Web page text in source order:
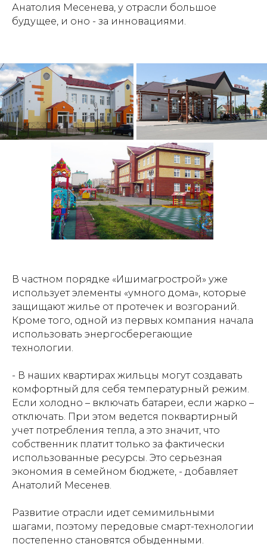
Анатолия Месенева, у отрасли большое
будущее, и оно - за инновациями.
В частном порядке «Ишимагрострой» уже
использует элементы «умного дома», которые
защищают жилье от протечек и возгораний.
Кроме того, одной из первых компания начала
использовать энергосберегающие
технологии.
- В наших квартирах жильцы могут создавать
комфортный для себя температурный режим.
Если холодно – включать батареи, если жарко –
отключать. При этом ведется поквартирный
учет потребления тепла, а это значит, что
собственник платит только за фактически
использованные ресурсы. Это серьезная
экономия в семейном бюджете, - добавляет
Анатолий Месенев.
Развитие отрасли идет семимильными
шагами, поэтому передовые смарт-технологии
постепенно становятся обыденными.